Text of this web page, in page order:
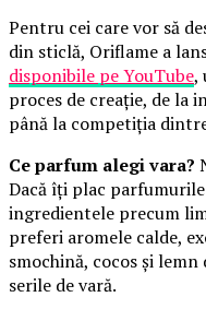
Pentru cei care vor să
din sticlă, Oriflame a
disponibile pe YouTube,
proces de creație, de la
până la competiția
Ce parfum alegi vara?
Dacă îți plac
ingredientele precum
preferi aromele calde,
smochină, cocos și
serile de vară.